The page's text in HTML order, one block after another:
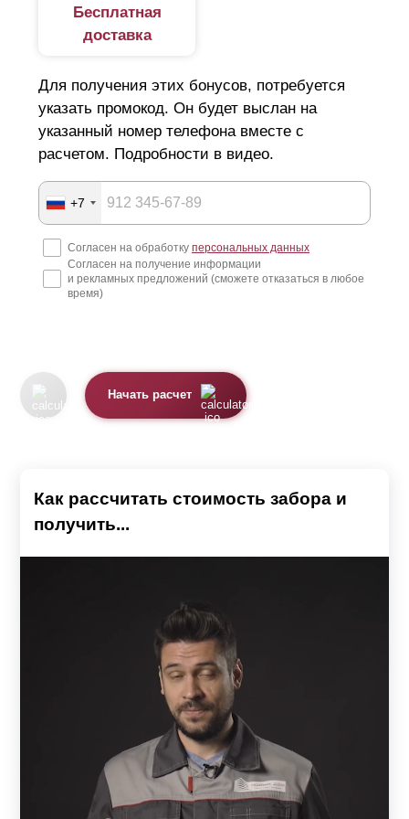
Бесплатная
доставка
Для получения этих бонусов, потребуется
указать промокод. Он будет выслан на
указанный номер телефона вместе с
расчетом. Подробности в видео.
+7
Согласен на обработку персональных данных
Согласен на получение информации
и рекламных предложений (сможете отказаться в любое
время)
Начать расчет
Как рассчитать стоимость забора и
получить...